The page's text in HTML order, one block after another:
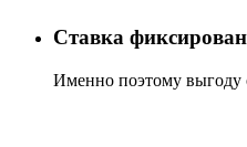
Ставка
Именно поэтому выгоду